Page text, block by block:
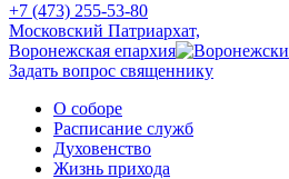
+7 (473) 255-53-80
Московский Патриархат,
Воронежская епархия
Задать вопрос священнику
О соборе
Расписание служб
Духовенство
Жизнь прихода